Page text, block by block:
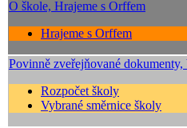
O škole, Hrajeme s Orffem
Hrajeme s Orffem
Povinně zveřejňované
Rozpočet školy
Vybrané směrnice školy